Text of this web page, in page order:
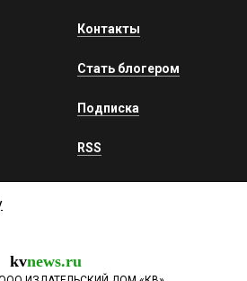
Контакты
Стать блогером
Подписка
RSS
kvnews.ru